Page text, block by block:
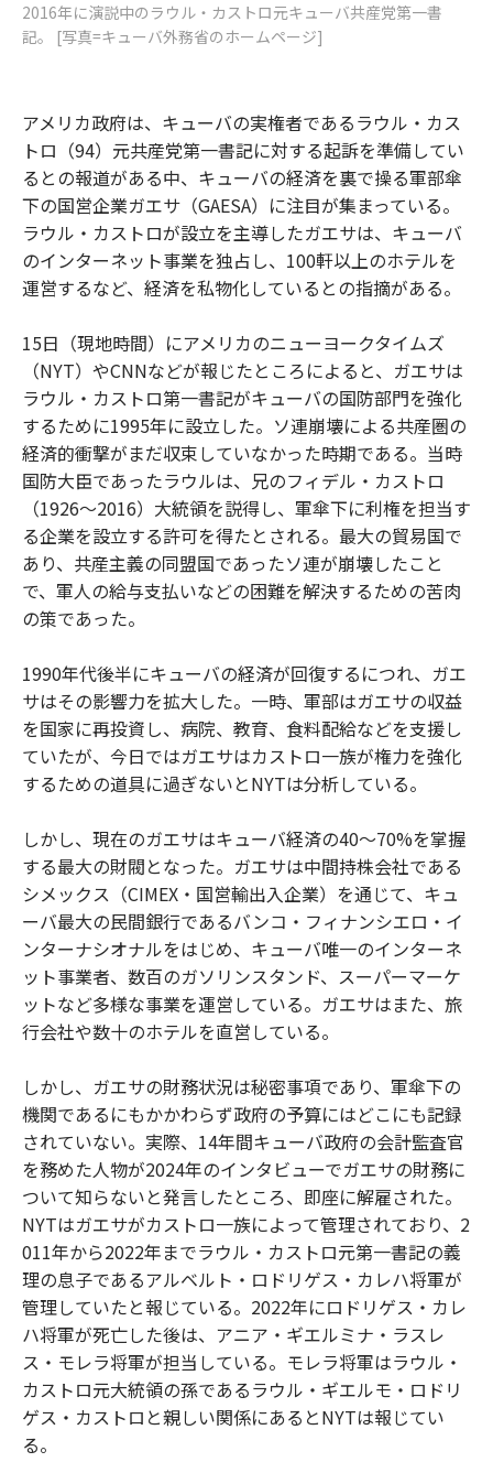
2016年に演説中のラウル・カストロ元キューバ共産党第一書
記。 [写真=キューバ外務省のホームページ]
アメリカ政府は、キューバの実権者であるラウル・カス
トロ（94）元共産党第一書記に対する起訴を準備してい
るとの報道がある中、キューバの経済を裏で操る軍部傘
下の国営企業ガエサ（GAESA）に注目が集まっている。
ラウル・カストロが設立を主導したガエサは、キューバ
のインターネット事業を独占し、100軒以上のホテルを
運営するなど、経済を私物化しているとの指摘がある。
15日（現地時間）にアメリカのニューヨークタイムズ
（NYT）やCNNなどが報じたところによると、ガエサは
ラウル・カストロ第一書記がキューバの国防部門を強化
するために1995年に設立した。ソ連崩壊による共産圏の
経済的衝撃がまだ収束していなかった時期である。当時
国防大臣であったラウルは、兄のフィデル・カストロ
（1926～2016）大統領を説得し、軍傘下に利権を担当す
る企業を設立する許可を得たとされる。最大の貿易国で
あり、共産主義の同盟国であったソ連が崩壊したこと
で、軍人の給与支払いなどの困難を解決するための苦肉
の策であった。
1990年代後半にキューバの経済が回復するにつれ、ガエ
サはその影響力を拡大した。一時、軍部はガエサの収益
を国家に再投資し、病院、教育、食料配給などを支援し
ていたが、今日ではガエサはカストロ一族が権力を強化
するための道具に過ぎないとNYTは分析している。
しかし、現在のガエサはキューバ経済の40～70%を掌握
する最大の財閥となった。ガエサは中間持株会社である
シメックス（CIMEX・国営輸出入企業）を通じて、キュ
ーバ最大の民間銀行であるバンコ・フィナンシエロ・イ
ンターナシオナルをはじめ、キューバ唯一のインターネ
ット事業者、数百のガソリンスタンド、スーパーマーケ
ットなど多様な事業を運営している。ガエサはまた、旅
行会社や数十のホテルを直営している。
しかし、ガエサの財務状況は秘密事項であり、軍傘下の
機関であるにもかかわらず政府の予算にはどこにも記録
されていない。実際、14年間キューバ政府の会計監査官
を務めた人物が2024年のインタビューでガエサの財務に
ついて知らないと発言したところ、即座に解雇された。
NYTはガエサがカストロ一族によって管理されており、2
011年から2022年までラウル・カストロ元第一書記の義
理の息子であるアルベルト・ロドリゲス・カレハ将軍が
管理していたと報じている。2022年にロドリゲス・カレ
ハ将軍が死亡した後は、アニア・ギエルミナ・ラスレ
ス・モレラ将軍が担当している。モレラ将軍はラウル・
カストロ元大統領の孫であるラウル・ギエルモ・ロドリ
ゲス・カストロと親しい関係にあるとNYTは報じてい
る。